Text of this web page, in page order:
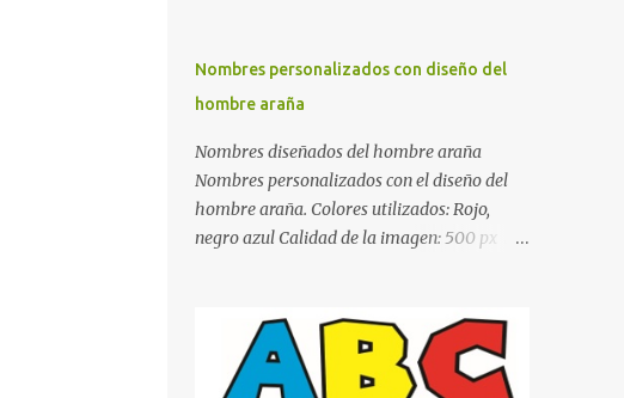
dormitorio. El color naranja es una buena
opción para recibir esa luz y felicidad que
todo ser humano necesita. El color blanco es
ideal para lograr el relax total, es un color
que va con todo y además es color bastante
limpio que te dará esa sensación de calidez.
Los colores terra son excelentes para usar en
color muy relajante y por lo tanto entra en
la lista de colo...
Nombres personalizados con diseño del
hombre araña
Nombres diseñados del hombre araña
Nombres personalizados con el diseño del
hombre araña. Colores utilizados: Rojo,
negro azul Calidad de la imagen: 500 px Si
comentario y con gusto lo diseñamos.
Nombres con diseños Spiderman Sonic bella
Cartel de feliz cumpleaños de héroes en